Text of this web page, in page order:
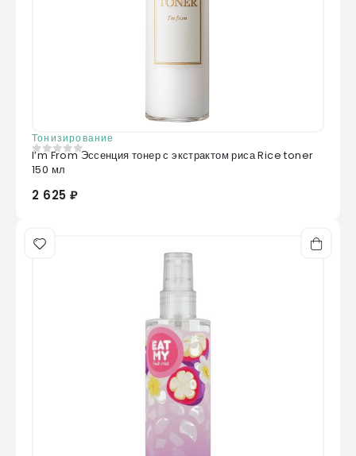
влаге испариться. Подходит для сухой,
нормальной и комбинированной кожи.
Тонизирование
0из 5
I’m From Эссенция тонер с экстрактом риса Rice toner
150 мл
2 625 ₽